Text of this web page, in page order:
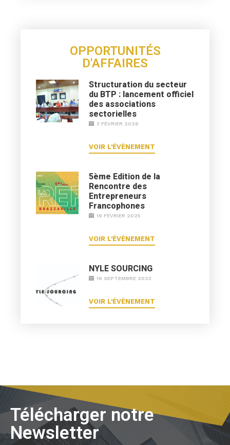
OPPORTUNITÉS
D'AFFAIRES
Structuration du secteur
du BTP : lancement officiel
des associations
sectorielles
3 FÉVRIER 2026
VOIR L'ÉVÈNEMENT
5ème Edition de la
Rencontre des
Entrepreneurs
Francophones
19 FÉVRIER 2025
VOIR L'ÉVÈNEMENT
NYLE SOURCING
19 SEPTEMBRE 2023
VOIR L'ÉVÈNEMENT
Télécharger notre
Newsletter